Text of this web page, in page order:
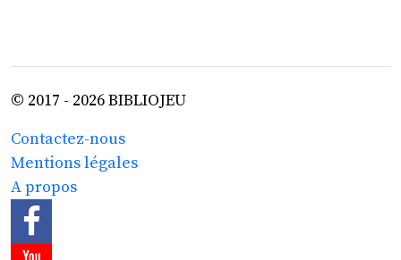
© 2017 - 2026 BIBLIOJEU
Contactez-nous
Mentions légales
A propos